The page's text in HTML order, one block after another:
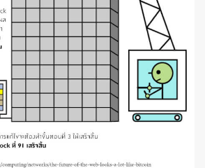
TWEET LINE EMAIL